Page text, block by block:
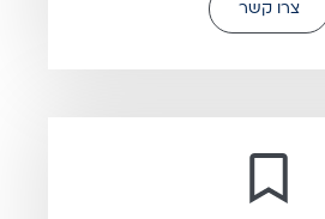
צרו קשר